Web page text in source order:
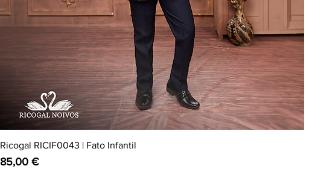
Ricogal RICIF0043 | Fato Infantil
Preço
85,00 €